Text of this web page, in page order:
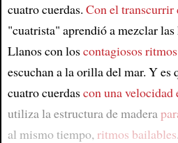
cuatro cuerdas. Con el transcurrir
"cuatrista" aprendió a mezclar
Llanos con loscontagiosos
escuchan a la orilla del mar. Y es
cuatro cuerdascon una velocidad
utiliza la estructura de madera
al mismo tiempo, ritmos bailables